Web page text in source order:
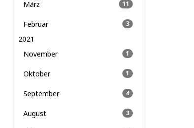
März 11
Februar 3
2021
November
1
Oktober 1
September 4
August 3